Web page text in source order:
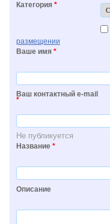
Категория *
размещении
Ваше имя *
Ваш контактный e-mail
*
Не публикуется
Название *
Описание